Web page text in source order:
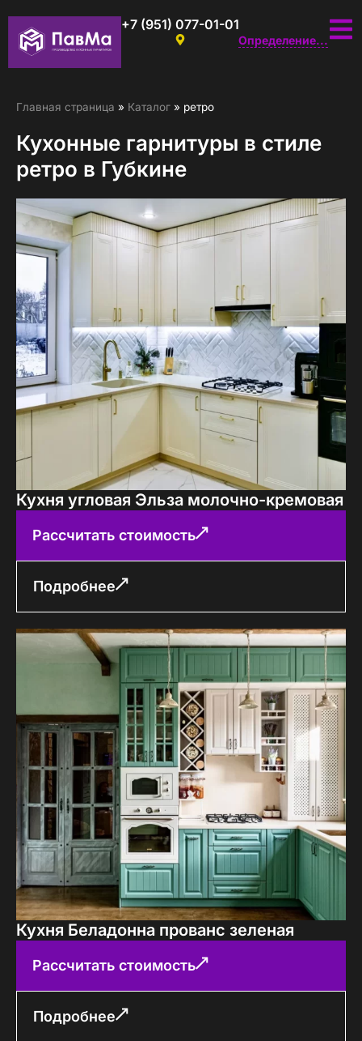
+7 (951) 077-01-01
Определение...
Главная страница » Каталог » ретро
Кухонные гарнитуры в стиле
ретро в Губкине
Кухня угловая Эльза молочно-кремовая
Рассчитать стоимость
Подробнее
Кухня Беладонна прованс зеленая
Рассчитать стоимость
Подробнее